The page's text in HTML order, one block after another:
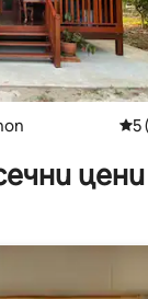
5
цени